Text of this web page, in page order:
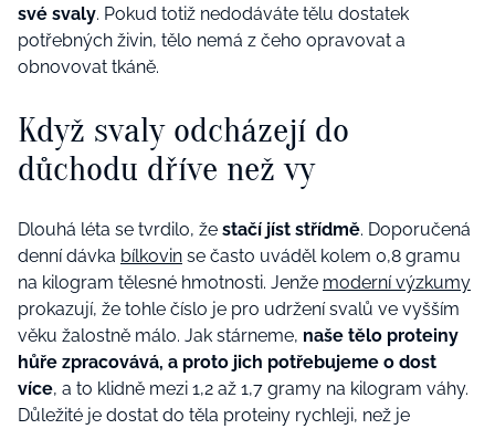
své svaly. Pokud totiž nedodáváte tělu dostatek
potřebných živin, tělo nemá z čeho opravovat a
obnovovat tkáně.
Když svaly odcházejí do
důchodu dříve než vy
Dlouhá léta se tvrdilo, že stačí jíst střídmě. Doporučená
denní dávka bílkovin se často uváděl kolem 0,8 gramu
na kilogram tělesné hmotnosti. Jenže moderní výzkumy
prokazují, že tohle číslo je pro udržení svalů ve vyšším
věku žalostně málo. Jak stárneme, naše tělo proteiny
hůře zpracovává, a proto jich potřebujeme o dost
více, a to klidně mezi 1,2 až 1,7 gramy na kilogram váhy.
Důležité je dostat do těla proteiny rychleji, než je